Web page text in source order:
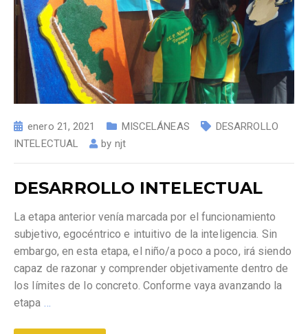
enero 21, 2021 MISCELÁNEAS
DESARROLLO
INTELECTUAL
by njt
DESARROLLO INTELECTUAL
La etapa anterior venía marcada por el funcionamiento
subjetivo, egocéntrico e intuitivo de la inteligencia. Sin
embargo, en esta etapa, el niño/a poco a poco, irá siendo
capaz de razonar y comprender objetivamente dentro de
los límites de lo concreto. Conforme vaya avanzando la
etapa